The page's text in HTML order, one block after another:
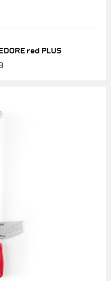
red PLUS